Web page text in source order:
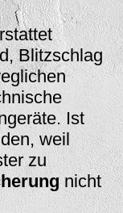
Blitzschlag
Ist
weil
zu
nicht